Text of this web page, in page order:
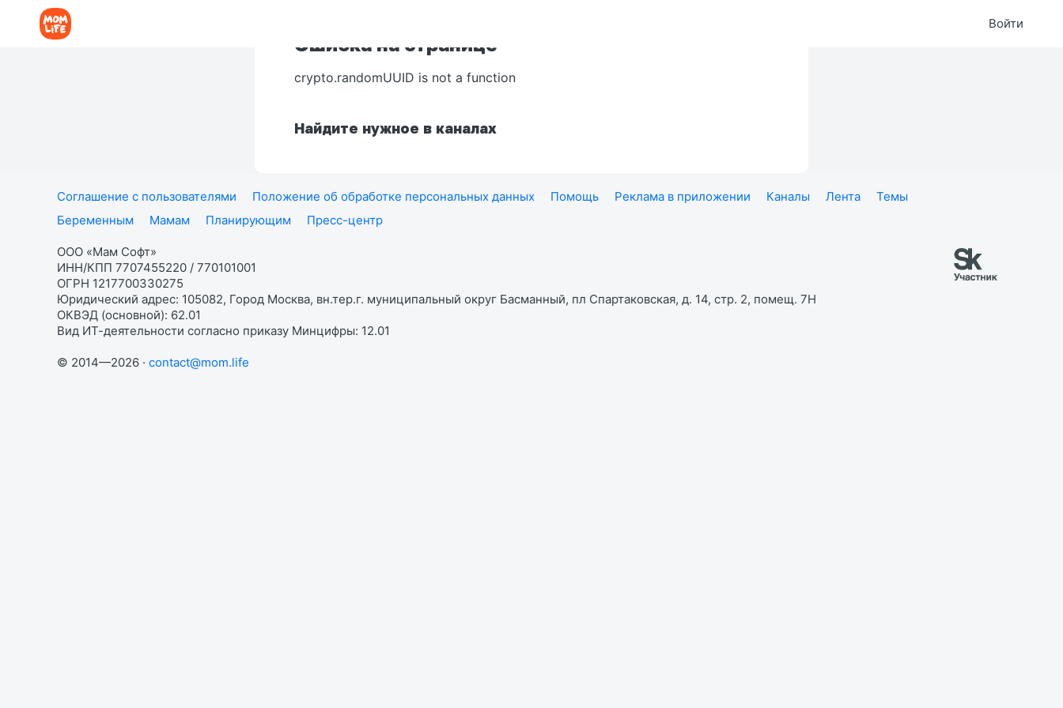
Войти
Ошибка на странице
crypto.randomUUID is not a function
Найдите нужное в каналах
Соглашение с пользователями Положение об обработке персональных данных Помощь Реклама в приложении Каналы Лента
Темы
Беременным
Мамам Планирующим Пресс-центр
ООО «Мам Софт»
ИНН/КПП 7707455220 / 770101001
ОГРН 1217700330275
Юридический адрес: 105082, Город Москва, вн.тер.г. муниципальный округ Басманный, пл Спартаковская, д. 14, стр. 2, помещ. 7Н
ОКВЭД (основной): 62.01
Вид ИТ-деятельности согласно приказу Минцифры: 12.01
© 2014—2026 · contact@mom.life